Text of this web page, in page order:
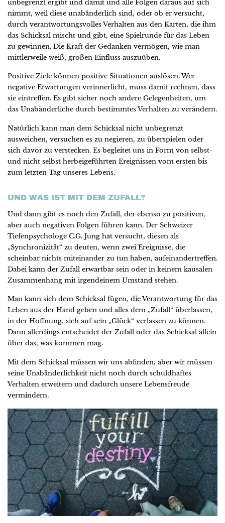
unbegrenzt ergibt und damit und alle Folgen daraus auf sich
nimmt, weil diese unabänderlich sind, oder ob er versucht,
durch verantwortungsvolles Verhalten aus den Karten, die ihm
das Schicksal mischt und gibt, eine Spielrunde für das Leben
zu gewinnen. Die Kraft der Gedanken vermögen, wie man
mittlerweile weiß, großen Einfluss auszuüben.
Positive Ziele können positive Situationen auslösen. Wer
negative Erwartungen verinnerlicht, muss damit rechnen, dass
sie eintreffen. Es gibt sicher noch andere Gelegenheiten, um
das Unabänderliche durch bestimmtes Verhalten zu verändern.
Natürlich kann man dem Schicksal nicht unbegrenzt
ausweichen, versuchen es zu negieren, zu überspielen oder
sich davor zu verstecken. Es begleitet uns in Form von selbst-
und nicht selbst herbeigeführten Ereignissen vom ersten bis
zum letzten Tag unseres Lebens.
UND WAS IST MIT DEM ZUFALL?
Und dann gibt es noch den Zufall, der ebenso zu positiven,
aber auch negativen Folgen führen kann. Der Schweizer
Tiefenpsychologe C.G. Jung hat versucht, diesen als
„Synchronizität“ zu deuten, wenn zwei Ereignisse, die
scheinbar nichts miteinander zu tun haben, aufeinandertreffen.
Dabei kann der Zufall erwartbar sein oder in keinem kausalen
Zusammenhang mit irgendeinem Umstand stehen.
Man kann sich dem Schicksal fügen, die Verantwortung für das
Leben aus der Hand geben und alles dem „Zufall“ überlassen,
in der Hoffnung, sich auf sein „Glück“ verlassen zu können.
Dann allerdings entscheidet der Zufall oder das Schicksal allein
über das, was kommen mag.
Mit dem Schicksal müssen wir uns abfinden, aber wir müssen
seine Unabänderlichkeit nicht noch durch schuldhaftes
Verhalten erweitern und dadurch unsere Lebensfreude
vermindern.